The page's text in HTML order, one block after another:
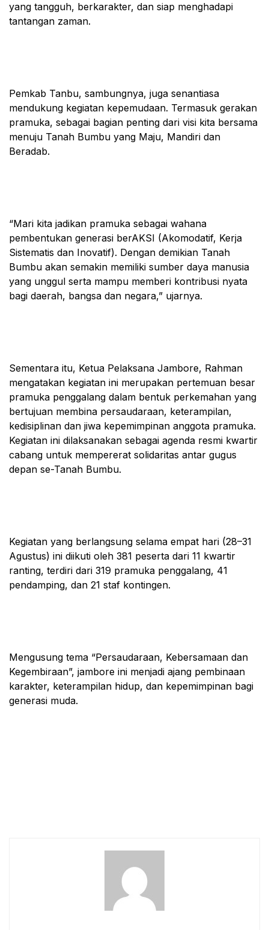
yang tangguh, berkarakter, dan siap menghadapi
tantangan zaman.
Pemkab Tanbu, sambungnya, juga senantiasa
mendukung kegiatan kepemudaan. Termasuk gerakan
pramuka, sebagai bagian penting dari visi kita bersama
menuju Tanah Bumbu yang Maju, Mandiri dan
Beradab.
“Mari kita jadikan pramuka sebagai wahana
pembentukan generasi berAKSI (Akomodatif, Kerja
Sistematis dan Inovatif). Dengan demikian Tanah
Bumbu akan semakin memiliki sumber daya manusia
yang unggul serta mampu memberi kontribusi nyata
bagi daerah, bangsa dan negara,” ujarnya.
Sementara itu, Ketua Pelaksana Jambore, Rahman
mengatakan kegiatan ini merupakan pertemuan besar
pramuka penggalang dalam bentuk perkemahan yang
bertujuan membina persaudaraan, keterampilan,
kedisiplinan dan jiwa kepemimpinan anggota pramuka.
Kegiatan ini dilaksanakan sebagai agenda resmi kwartir
cabang untuk mempererat solidaritas antar gugus
depan se-Tanah Bumbu.
Kegiatan yang berlangsung selama empat hari (28–31
Agustus) ini diikuti oleh 381 peserta dari 11 kwartir
ranting, terdiri dari 319 pramuka penggalang, 41
pendamping, dan 21 staf kontingen.
Mengusung tema “Persaudaraan, Kebersamaan dan
Kegembiraan”, jambore ini menjadi ajang pembinaan
karakter, keterampilan hidup, dan kepemimpinan bagi
generasi muda.